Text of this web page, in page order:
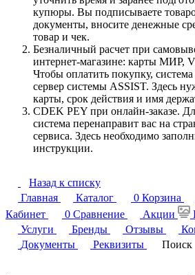
купюры. Вы подписываете
документы, вносите денежные
товар и чек.
Безналичный расчет при
интернет-магазине: карты МИР,
Чтобы оплатить покупку,
сервер системы ASSIST. Здесь
карты, срок действия и имя
CDEK PEY при онлайн-заказе.
система перенаправит вас на
сервиса. Здесь необходимо
инструкции.
Назад к списку
Главная
Каталог 0 Корзина
Кабинет
0 Сравнение Акции
Услуги
Бренды Отзывы
Документы
Реквизиты Поиск